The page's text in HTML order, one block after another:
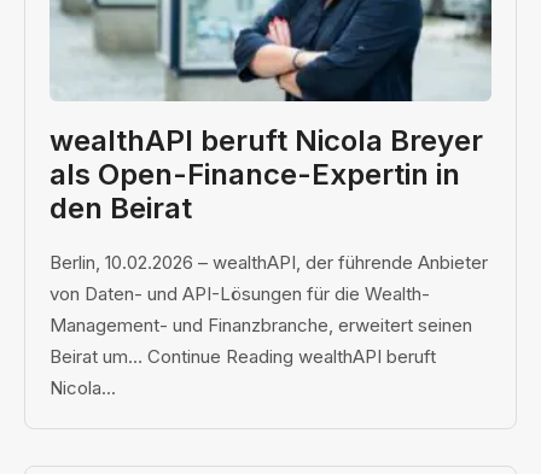
wealthAPI beruft Nicola Breyer
als Open-Finance-Expertin in
den Beirat
Berlin, 10.02.2026 – wealthAPI, der führende Anbieter
von Daten- und API-Lösungen für die Wealth-
Management- und Finanzbranche, erweitert seinen
Beirat um… Continue Reading wealthAPI beruft
Nicola...